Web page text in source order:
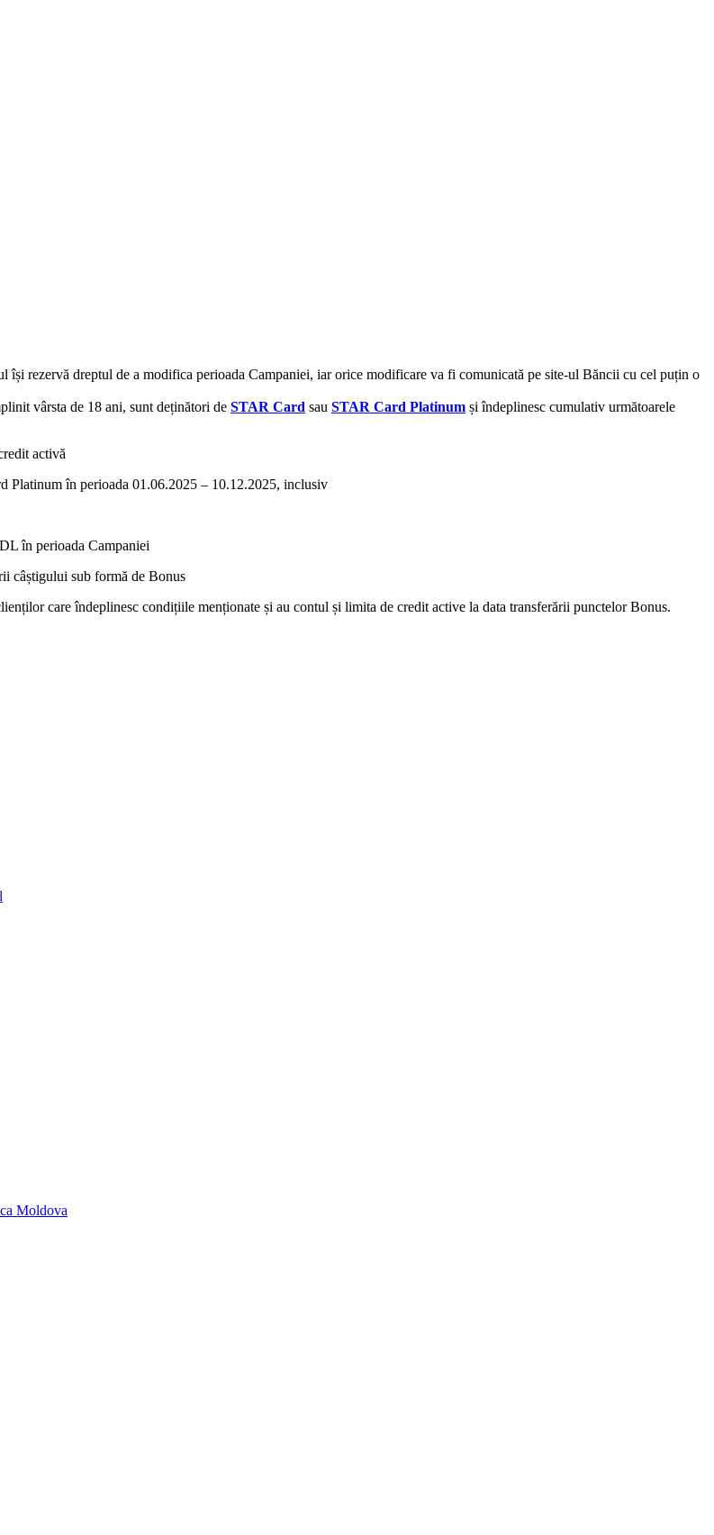
rezervă dreptul de a modifica perioada Campaniei, iar orice modificare va fi comunicată pe site-ul Băncii cu cel puțin o
vârsta de 18 ani, sunt deținători de STAR Card sau STAR Card Platinum și îndeplinesc cumulativ următoarele
activă
Platinum în perioada 01.06.2025 – 10.12.2025, inclusiv
în perioada Campaniei
câștigului sub formă de Bonus
care îndeplinesc condițiile menționate și au contul și limita de credit active la data transferării punctelor Bonus.
Moldova